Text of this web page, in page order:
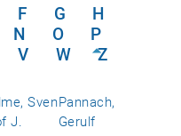
F G
H
N O
P
V W Z
Sven
J.
Pannach,
Gerulf